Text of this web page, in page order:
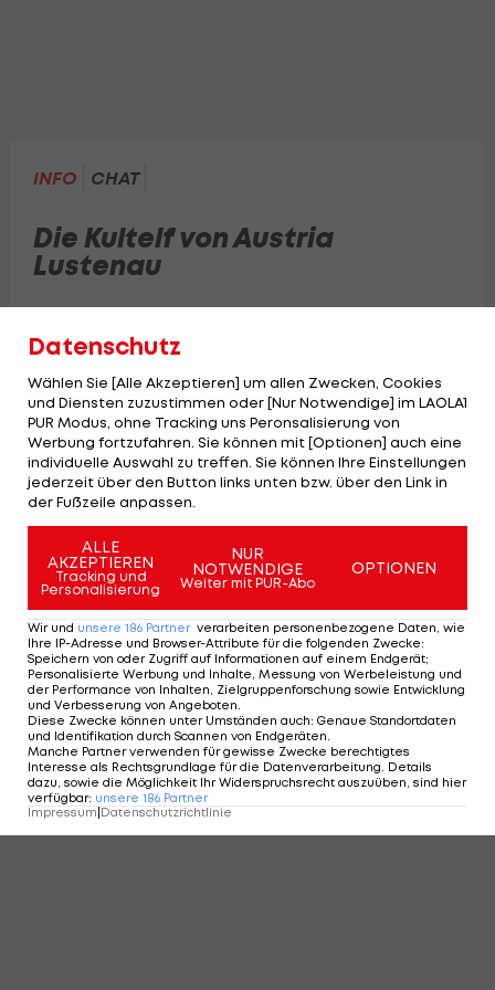
INFO CHAT
Die Kultelf von Austria
Lustenau
wirft einen Blick zurück auf die legendärsten
Lustenau-Kicker der letzten 21 Jahre.
Datenschutz
Wählen Sie [Alle Akzeptieren] um allen Zwecken, Cookies
und Diensten zuzustimmen oder [Nur Notwendige] im LAOLA1
PUR Modus, ohne Tracking uns Peronsalisierung von
Werbung fortzufahren. Sie können mit [Optionen] auch eine
individuelle Auswahl zu treffen. Sie können Ihre Einstellungen
jederzeit über den Button links unten bzw. über den Link in
der Fußzeile anpassen.
ALLE
AKZEPTIEREN
Tracking und
Personalisierung
NUR
NOTWENDIGE
Weiter mit PUR-Abo
OPTIONEN
Wir und unsere 186 Partner verarbeiten personenbezogene Daten, wie
Ihre IP-Adresse und Browser-Attribute für die folgenden Zwecke:
Speichern von oder Zugriff auf Informationen auf einem Endgerät;
Personalisierte Werbung und Inhalte, Messung von Werbeleistung und
der Performance von Inhalten, Zielgruppenforschung sowie Entwicklung
und Verbesserung von Angeboten.
Diese Zwecke können unter Umständen auch: Genaue Standortdaten
und Identifikation durch Scannen von Endgeräten.
Manche Partner verwenden für gewisse Zwecke berechtigtes
Interesse als Rechtsgrundlage für die Datenverarbeitung. Details
dazu, sowie die Möglichkeit Ihr Widerspruchsrecht auszuüben, sind hier
verfügbar: unsere 186 Partner
Impressum Datenschutzrichtlinie